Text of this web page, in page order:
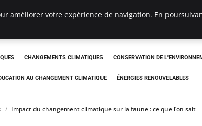
CHANGEMENTS CLIMATIQUES CONSERVATION DE
AU CHANGEMENT CLIMATIQUE ÉNERGIES RENOUVELABLES
Impact du changement climatique sur la faune : ce que l’on sait
améliorer votre expérience de navigation. En